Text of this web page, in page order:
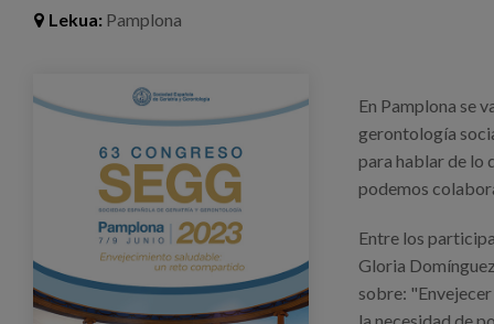
Lekua: Pamplona
segg_cartel_congreso.jpg
En Pamplona se
gerontología
para hablar de lo
podemos
Entre los
Gloria
sobre: